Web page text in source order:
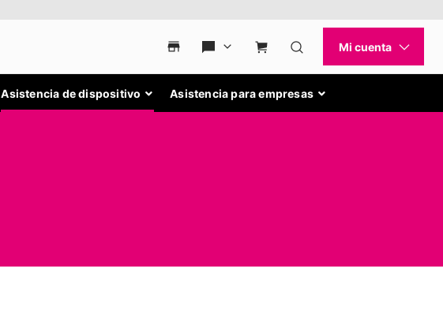
Asistencia de dispositivo Asistencia para empresas